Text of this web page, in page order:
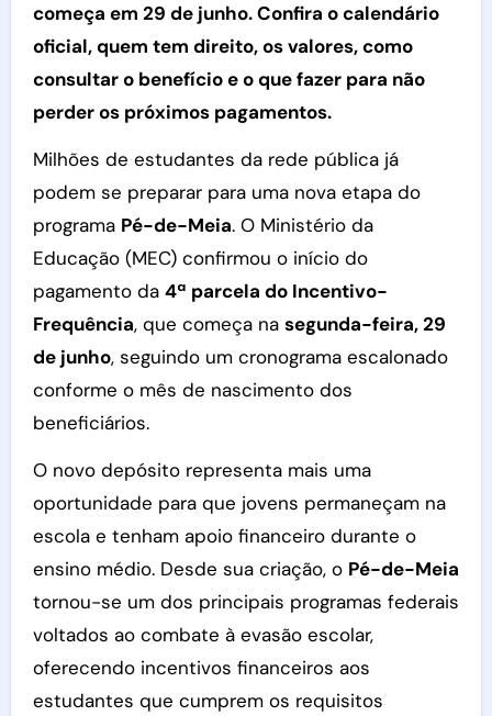
começa em 29 de junho. Confira o calendário
oficial, quem tem direito, os valores, como
consultar o benefício e o que fazer para não
perder os próximos pagamentos.
Milhões de estudantes da rede pública já
podem se preparar para uma nova etapa do
programa Pé-de-Meia. O Ministério da
Educação (MEC) confirmou o início do
pagamento da 4ª parcela do Incentivo-
Frequência, que começa na segunda-feira, 29
de junho, seguindo um cronograma escalonado
conforme o mês de nascimento dos
beneficiários.
O novo depósito representa mais uma
oportunidade para que jovens permaneçam na
escola e tenham apoio financeiro durante o
ensino médio. Desde sua criação, o Pé-de-Meia
tornou-se um dos principais programas federais
voltados ao combate à evasão escolar,
oferecendo incentivos financeiros aos
estudantes que cumprem os requisitos